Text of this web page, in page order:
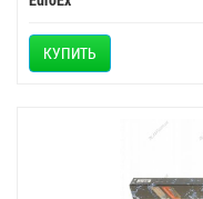
КУПИТЬ